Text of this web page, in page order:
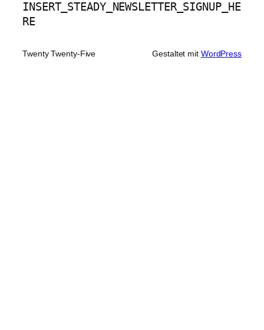
INSERT_STEADY_NEWSLETTER_SIGNUP_HE
RE
Twenty Twenty-Five Gestaltet mit WordPress